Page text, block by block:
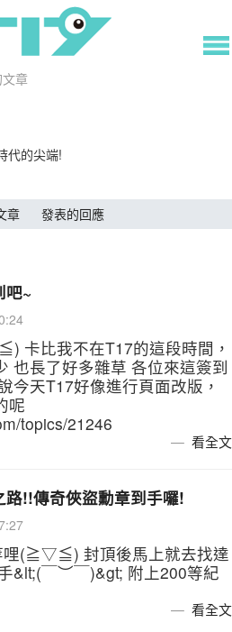
章
代的尖端!
章
發表的回應
吧~
卡比我不在T17的這段時間，
也長了好多雜草 各位來這簽到
今天T17好像進行頁面改版，
呢
topics/21246
看全文
!!傳奇俠盜勳章到手囉!
哩(≧▽≦) 封頂後馬上就去找達
&lt;(￣︶￣)&gt; 附上200等紀
看全文